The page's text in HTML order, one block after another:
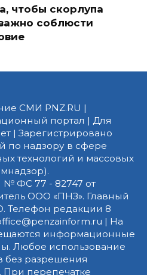
чтобы скорлупа
соблюсти
СМИ PNZ.RU |
портал | Для
| Зарегистрировано
по надзору в сфере
технологий и массовых
№ ФС 77 - 82747 от
ООО «ПНЗ». Главный
Телефон редакции 8
| На
информационные
Любое использование
без разрешения
перепечатке